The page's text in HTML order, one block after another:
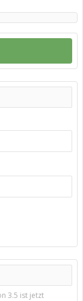
3.5 ist jetzt